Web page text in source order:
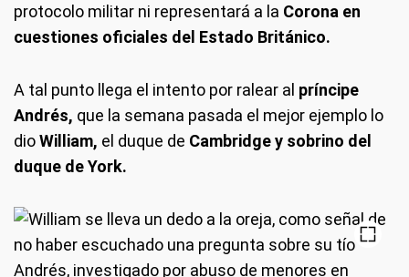
protocolo militar ni representará a la Corona en
cuestiones oficiales del Estado Británico.
A tal punto llega el intento por ralear al príncipe
Andrés, que la semana pasada el mejor ejemplo lo
dioWilliam, el duque de Cambridge y sobrino del
duque de York.